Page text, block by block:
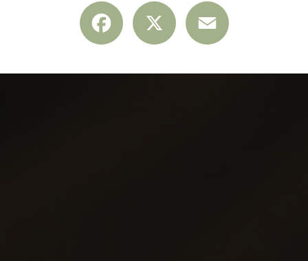
Facebook